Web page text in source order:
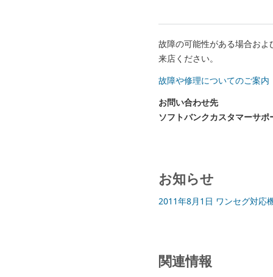
故障の可能性がある場合お
来店ください。
故障や修理についてのご案内
お問い合わせ先
ソフトバンクカスタマーサポ
お知らせ
2011年8月1日 ワンセグ対応
関連情報